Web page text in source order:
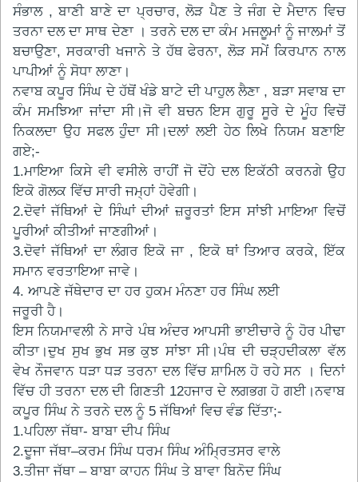
ਸੰਭਾਲ , ਬਾਣੀ ਬਾਣੇ ਦਾ ਪ੍ਰਚਾਰ, ਲੋੜ ਪੈਣ ਤੇ ਜੰਗ ਦੇ ਮੈਦਾਨ ਵਿਚ
ਤਰਨਾ ਦਲ ਦਾ ਸਾਥ ਦੇਣਾ । ਤਰਨੇ ਦਲ ਦਾ ਕੰਮ ਮਜਲੂਮਾਂ ਨੂੰ ਜਾਲਮਾਂ ਤੋਂ
ਬਚਾਉਣਾ, ਸਰਕਾਰੀ ਖਜਾਨੇ ਤੇ ਹੱਥ ਫੇਰਨਾ, ਲੋੜ ਸਮੇਂ ਕਿਰਪਾਨ ਨਾਲ
ਪਾਪੀਆਂ ਨੂੰ ਸੋਧਾ ਲਾਣਾ।
ਨਵਾਬ ਕਪੂਰ ਸਿੰਘ ਦੇ ਹੱਥੋਂ ਖੰਡੇ ਬਾਟੇ ਦੀ ਪਾਹੁਲ ਲੈਣਾ , ਬੜਾ ਸਵਾਬ ਦਾ
ਕੰਮ ਸਮਝਿਆ ਜਾਂਦਾ ਸੀ।ਜੋ ਵੀ ਬਚਨ ਇਸ ਗੁਰੂ ਸੂਰੇ ਦੇ ਮੂੰਹ ਵਿਚੋਂ
ਨਿਕਲਦਾ ਉਹ ਸਫਲ ਹੁੰੰਦਾ ਸੀ।ਦਲਾਂ ਲਈ ਹੇਠ ਲਿਖੇ ਨਿਯਮ ਬਣਾਇ
ਗਏ;-
1.ਮਾਇਆ ਕਿਸੇ ਵੀ ਵਸੀਲੇ ਰਾਹੀਂ ਜੋ ਦੋਂਹੇ ਦਲ ਇਕੱਠੀ ਕਰਨਗੇ ਉਹ
ਇਕੋ ਗੋਲਕ ਵਿੱਚ ਸਾਰੀ ਜਮ੍ਹਾਂ ਹੋਵੇਗੀ।
2.ਦੋਵਾਂ ਜੱਥਿਆਂ ਦੇ ਸਿੰਘਾਂ ਦੀਆਂ ਜ਼ਰੂਰਤਾਂ ਇਸ ਸਾਂਝੀ ਮਾਇਆ ਵਿਚੋਂ
ਪੂਰੀਆਂ ਕੀਤੀਆਂ ਜਾਣਗੀਆਂ।
3.ਦੋਵਾਂ ਜੱਥਿਆਂ ਦਾ ਲੰਗਰ ਇਕੋ ਜਾ , ਇਕੋ ਥਾਂ ਤਿਆਰ ਕਰਕੇ, ਇੱਕ
ਸਮਾਨ ਵਰਤਾਇਆ ਜਾਵੇ।
4. ਆਪਣੇ ਜੱਥੇਦਾਰ ਦਾ ਹਰ ਹੁਕਮ ਮੰਨਣਾ ਹਰ ਸਿੰਘ ਲਈ
ਜਰੂਰੀ ਹੈ।
ਇਸ ਨਿਯਮਾਵਲੀ ਨੇ ਸਾਰੇ ਪੰਥ ਅੰਦਰ ਆਪਸੀ ਭਾਈਚਾਰੇ ਨੂੰ ਹੋਰ ਪੀਢਾ
ਕੀਤਾ।ਦੁਖ ਸੁਖ ਭੁਖ ਸਭ ਕੁਝ ਸਾਂਝਾ ਸੀ।ਪੰਥ ਦੀ ਚੜ੍ਹਦੀਕਲਾ ਵੱਲ
ਵੇਖ ਨੌਜਵਾਨ ਧੜਾ ਧੜ ਤਰਨਾ ਦਲ ਵਿੱਚ ਸ਼ਾਮਿਲ ਹੋ ਰਹੇ ਸਨ । ਦਿਨਾਂ
ਵਿੱਚ ਹੀ ਤਰਨਾ ਦਲ ਦੀ ਗਿਣਤੀ 12ਹਜਾਰ ਦੇ ਲਗਭਗ ਹੋ ਗਈ।ਨਵਾਬ
ਕਪੂਰ ਸਿੰਘ ਨੇ ਤਰਨੇ ਦਲ ਨੂੰ 5 ਜੱਥਿਆਂ ਵਿਚ ਵੰਡ ਦਿੱਤਾ;-
1.ਪਹਿਲਾ ਜੱਥਾ- ਬਾਬਾ ਦੀਪ ਸਿੰਘ
2.ਦੂਜਾ ਜੱਥਾ–ਕਰਮ ਸਿੰਘ ਧਰਮ ਸਿੰਘ ਅੰਮ੍ਰਿਤਸਰ ਵਾਲੇ
3.ਤੀਜਾ ਜੱਥਾ – ਬਾਬਾ ਕਾਹਨ ਸਿੰਘ ਤੇ ਬਾਵਾ ਬਿਨੋਦ ਸਿੰਘ